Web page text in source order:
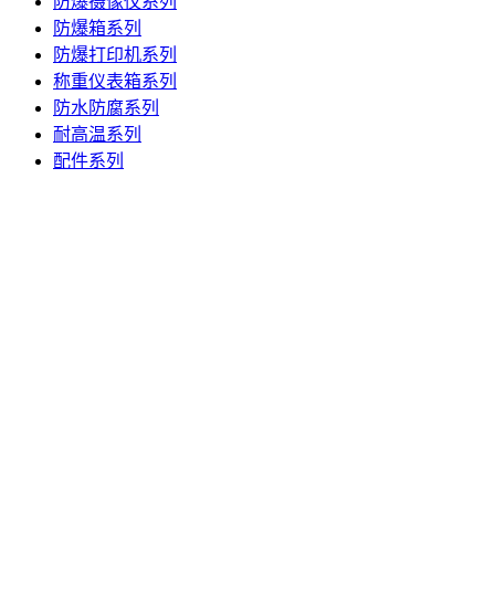
防爆箱系列
防爆打印机系列
称重仪表箱系列
防水防腐系列
耐高温系列
配件系列